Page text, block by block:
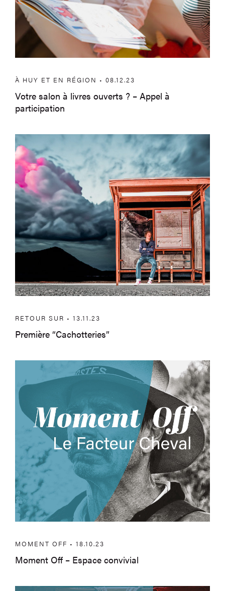
À HUY ET EN RÉGION • 08.12.23
Votre salon à livres ouverts ? – Appel à
participation
Première “Cachotteries”
RETOUR SUR • 13.11.23
Première “Cachotteries”
Moment Off – Espace convivial
MOMENT OFF • 18.10.23
Moment Off – Espace convivial